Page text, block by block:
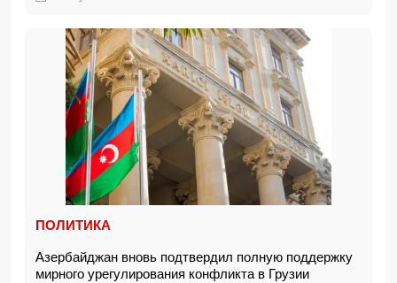
ПОЛИТИКА
Азербайджан вновь подтвердил полную поддержку
мирного урегулирования конфликта в Грузии